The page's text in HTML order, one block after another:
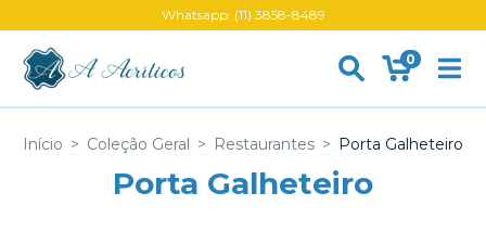
Whatsapp: (11) 3858-8489
0
Início > Coleção Geral > Restaurantes > Porta Galheteiro
Porta Galheteiro